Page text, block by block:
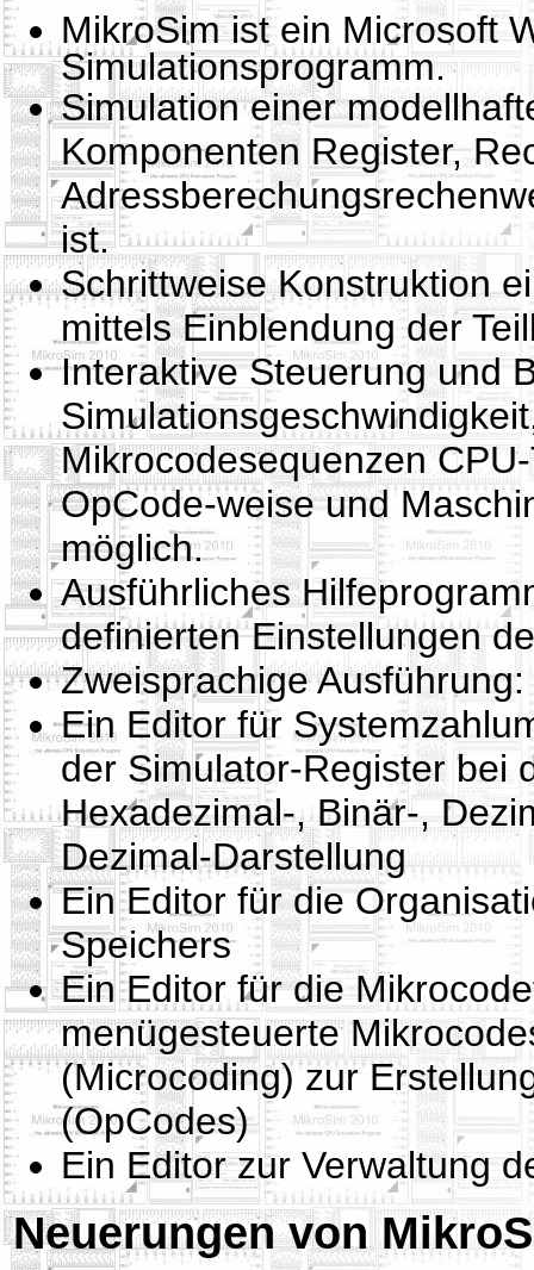
MikroSim ist ein Microsoft
Simulationsprogramm.
Simulation einer
Komponenten Register,
ist.
Schrittweise Konstruktion
mittels Einblendung der
Interaktive Steuerung und
Mikrocodesequenzen
OpCode-weise und
möglich.
Ausführliches
definierten Einstellungen
Zweisprachige
Ein Editor für
der Simulator-Register bei
Hexadezimal-, Binär-,
Dezimal-Darstellung
Ein Editor für die
Speichers
Ein Editor für die
menügesteuerte
(Microcoding) zur
(OpCodes)
Ein Editor zur Verwaltung
Neuerungen von